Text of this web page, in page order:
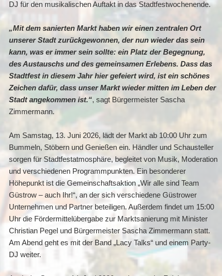
DJ für den musikalischen Auftakt in das Stadtfestwochenende.
„Mit dem sanierten Markt haben wir einen zentralen Ort
unserer Stadt zurückgewonnen, der nun wieder das sein
kann, was er immer sein sollte: ein Platz der Begegnung,
des Austauschs und des gemeinsamen Erlebens. Dass das
Stadtfest in diesem Jahr hier gefeiert wird, ist ein schönes
Zeichen dafür, dass unser Markt wieder mitten im Leben der
Stadt angekommen ist.“, sagt Bürgermeister Sascha
Zimmermann.
Am Samstag, 13. Juni 2026, lädt der Markt ab 10:00 Uhr zum
Bummeln, Stöbern und Genießen ein. Händler und Schausteller
sorgen für Stadtfestatmosphäre, begleitet von Musik, Moderation
und verschiedenen Programmpunkten. Ein besonderer
Höhepunkt ist die Gemeinschaftsaktion „Wir alle sind Team
Güstrow – auch Ihr!“, an der sich verschiedene Güstrower
Unternehmen und Partner beteiligen. Außerdem findet um 15:00
Uhr die Fördermittelübergabe zur Marktsanierung mit Minister
Christian Pegel und Bürgermeister Sascha Zimmermann statt.
Am Abend geht es mit der Band „Lacy Talks“ und einem Party-
DJ weiter.